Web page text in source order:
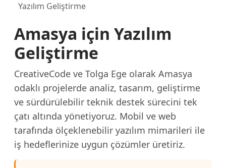
Yazılım Geliştirme
Amasya için Yazılım
Geliştirme
CreativeCode ve Tolga Ege olarak Amasya
odaklı projelerde analiz, tasarım, geliştirme
ve sürdürülebilir teknik destek sürecini tek
çatı altında yönetiyoruz. Mobil ve web
tarafında ölçeklenebilir yazılım mimarileri ile
iş hedeflerinize uygun çözümler üretiriz.